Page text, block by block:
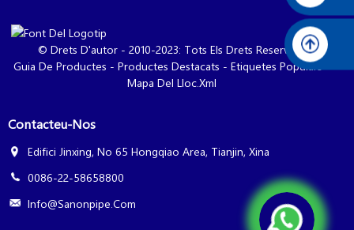
© Drets D'autor - 2010-2023: Tots Els Drets Reservats.
Guia De Productes - Productes Destacats - Etiquetes Populars-
Mapa Del Lloc.xml
Contacteu-Nos
Edifici Jinxing, No 65 Hongqiao Area, Tianjin, Xina
0086-22-58658800
Info@sanonpipe.com